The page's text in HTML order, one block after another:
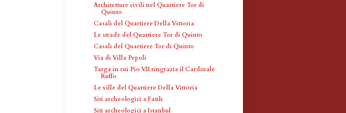
Architetture civili nel Quartiere Tor di
Quinto
Casali del Quartiere Della Vittoria
Le strade del Quartiere Tor di Quinto
Casali del Quartiere Tor di Quinto
Via di Villa Pepoli
Targa in cui Pio VII ringrazia il Cardinale
Ruffo
Le ville del Quartiere Della Vittoria
Siti archeologici a Fatih
Siti archeologici a Istanbul